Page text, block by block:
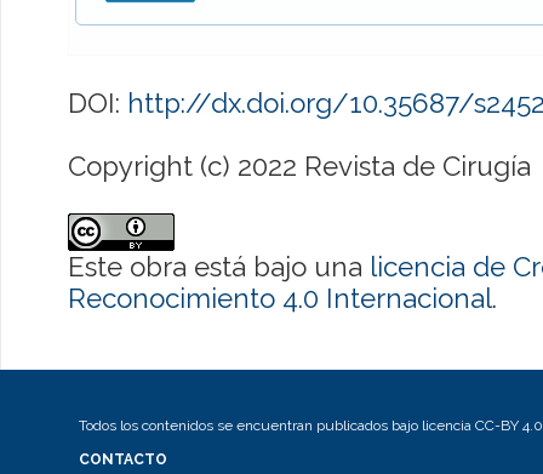
DOI: http://dx.doi.org/10.35687/
Copyright (c) 2022 Revista de Cirugía
Este obra está bajo una licencia de
Reconocimiento 4.0 Internacional.
Todos los contenidos se encuentran publicados bajo licencia CC-BY 4.0
CONTACTO